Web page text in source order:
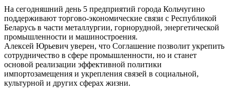
На сегодняшний день 5 предприятий города Кольчугино
поддерживают торгово-экономические связи с Республикой
Беларусь в части металлургии, горнорудной, энергетической
промышленности и машиностроения.
Алексей Юрьевич уверен, что Соглашение позволит укрепить
сотрудничество в сфере промышленности, но и станет
основой реализации эффективной политики
импортозамещения и укрепления связей в социальной,
культурной и других сферах жизни.